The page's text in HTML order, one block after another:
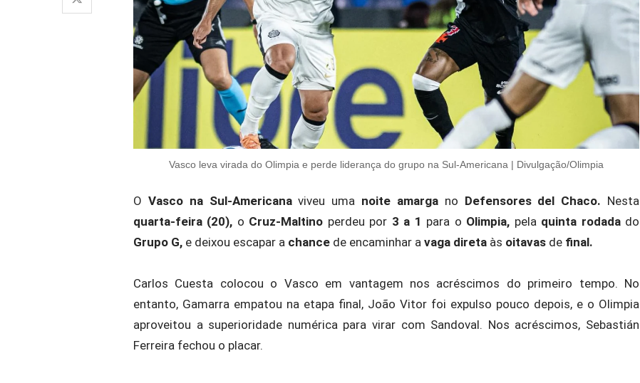
Vasco leva virada do Olimpia e perde liderança do grupo na Sul-Americana | Divulgação/Olimpia
O Vasco na Sul-Americanaviveu uma noite amargano Defensores del Chaco. Nesta
quarta-feira (20), o Cruz-Maltino perdeu por 3 a 1 para o Olimpia, pela quinta rodadado
Grupo G, e deixou escapar a chance de encaminhar a vaga direta às oitavas de final.
Carlos Cuesta colocou o Vasco em vantagem nos acréscimos do primeiro tempo. No
entanto, Gamarra empatou na etapa final, João Vitor foi expulso pouco depois, e o Olimpia
aproveitou a superioridade numérica para virar com Sandoval. Nos acréscimos, Sebastián
Ferreira fechou o placar.